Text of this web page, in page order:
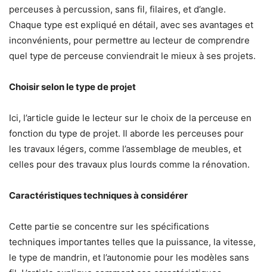
perceuses à percussion, sans fil, filaires, et d’angle.
Chaque type est expliqué en détail, avec ses avantages et
inconvénients, pour permettre au lecteur de comprendre
quel type de perceuse conviendrait le mieux à ses projets.
Choisir selon le type de projet
Ici, l’article guide le lecteur sur le choix de la perceuse en
fonction du type de projet. Il aborde les perceuses pour
les travaux légers, comme l’assemblage de meubles, et
celles pour des travaux plus lourds comme la rénovation.
Caractéristiques techniques à considérer
Cette partie se concentre sur les spécifications
techniques importantes telles que la puissance, la vitesse,
le type de mandrin, et l’autonomie pour les modèles sans